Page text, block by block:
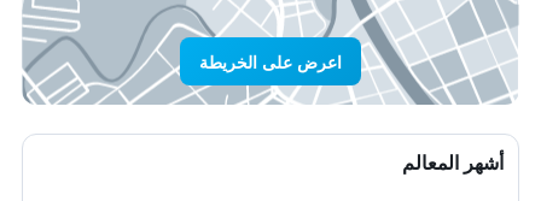
اعرض على الخريطة
أشهر المعالم